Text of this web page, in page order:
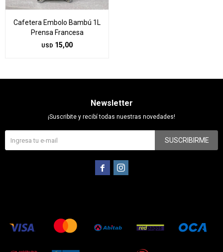
Cafetera Embolo Bambú 1L
Prensa Francesa
USD 15,00
Newsletter
¡Suscribite y recibí todas nuestras novedades!
SUSCRIBIRME
 